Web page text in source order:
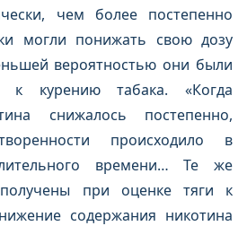
чем более постепенно
могли понижать свою дозу
вероятностью они были
к курению табака. «Когда
снижалось постепенно,
происходило в
времени… Те же
при оценке тяги к
содержания никотина